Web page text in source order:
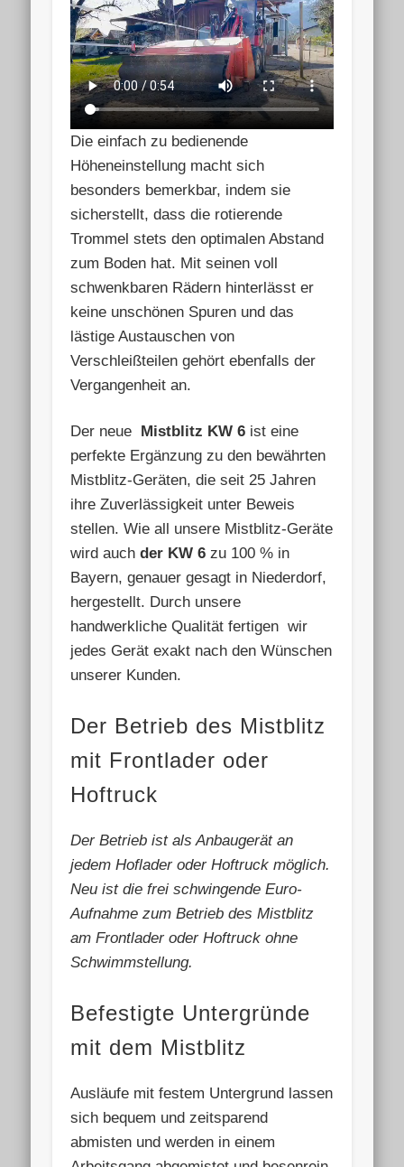
Die einfach zu bedienende
Höheneinstellung macht sich
besonders bemerkbar, indem sie
sicherstellt, dass die rotierende
Trommel stets den optimalen Abstand
zum Boden hat. Mit seinen voll
schwenkbaren Rädern hinterlässt er
keine unschönen Spuren und das
lästige Austauschen von
Verschleißteilen gehört ebenfalls der
Vergangenheit an.
Der neue Mistblitz KW 6 ist eine
perfekte Ergänzung zu den bewährten
Mistblitz-Geräten, die seit 25 Jahren
ihre Zuverlässigkeit unter Beweis
stellen. Wie all unsere Mistblitz-Geräte
wird auchder KW 6 zu 100 % in
Bayern, genauer gesagt in Niederdorf,
hergestellt. Durch unsere
handwerkliche Qualität fertigen wir
jedes Gerät exakt nach den Wünschen
unserer Kunden.
Der Betrieb des Mistblitz
mit Frontlader oder
Hoftruck
Der Betrieb ist als Anbaugerät an
jedem Hoflader oder Hoftruck möglich.
Neu ist die frei schwingende Euro-
Aufnahme zum Betrieb des Mistblitz
am Frontlader oder Hoftruck ohne
Schwimmstellung.
Befestigte Untergründe
mit dem Mistblitz
Ausläufe mit festem Untergrund lassen
sich bequem und zeitsparend
abmisten und werden in einem